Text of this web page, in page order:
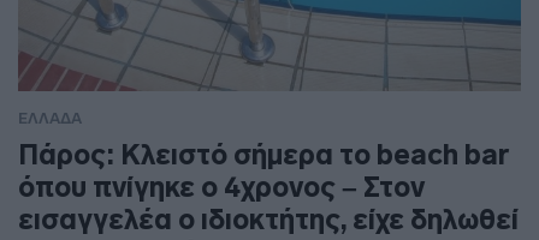
ΕΛΛΑΔΑ
Πάρος: Κλειστό σήμερα το beach bar
όπου πνίγηκε ο 4χρονος – Στον
εισαγγελέα ο ιδιοκτήτης, είχε δηλωθεί